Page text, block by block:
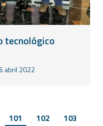
tecnológico
abril 2022
101 102
103